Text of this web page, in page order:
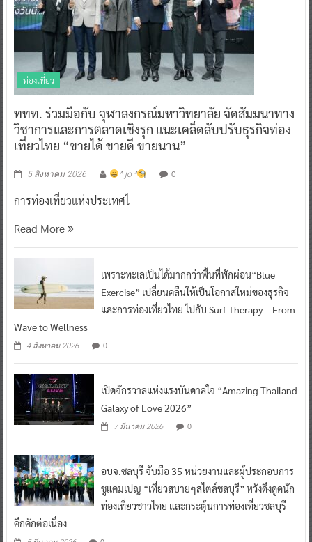
ท่องเที่ยว
ททท. ร่วมมือกับ จุฬาลงกรณ์มหาวิทยาลัย จัดสัมมนาทาง
วิชาการและการตลาดเชิงรุก แนะเคล็ดลับปรับธุรกิจท่อง
เที่ยวไทย “ขายได้ ขายดี ขายนาน”
5 สิงหาคม 2026 ^ jo ^ 0
การท่องเที่ยวแห่งประเทศไ
Read More
เพราะทะเลเป็นได้มากกว่าพื้นที่พักผ่อน“Blue
Exercise” เปลี่ยนคลื่นให้เป็นโอกาสใหม่ของธุรกิจ
และการท่องเที่ยวไทย ไปกับ Surf Therapy – From
Wave to Wellness
4 สิงหาคม 2026 0
เปิดจักรวาลแห่งแรงบันดาลใจ “Amazing Thailand
Galaxy of Love 2026”
7 มีนาคม 2026 0
อบจ.ชลบุรี จับมือ 35 หน่วยงานและผู้ประกอบการ
ชูแคมเปญ “เที่ยวสบายๆสไตล์ชลบุรี” หวังดึงดูดนัก
ท่องเที่ยวชาวไทย และกระตุ้นการท่องเที่ยวชลบุรี
คึกคักต่อเนื่อง